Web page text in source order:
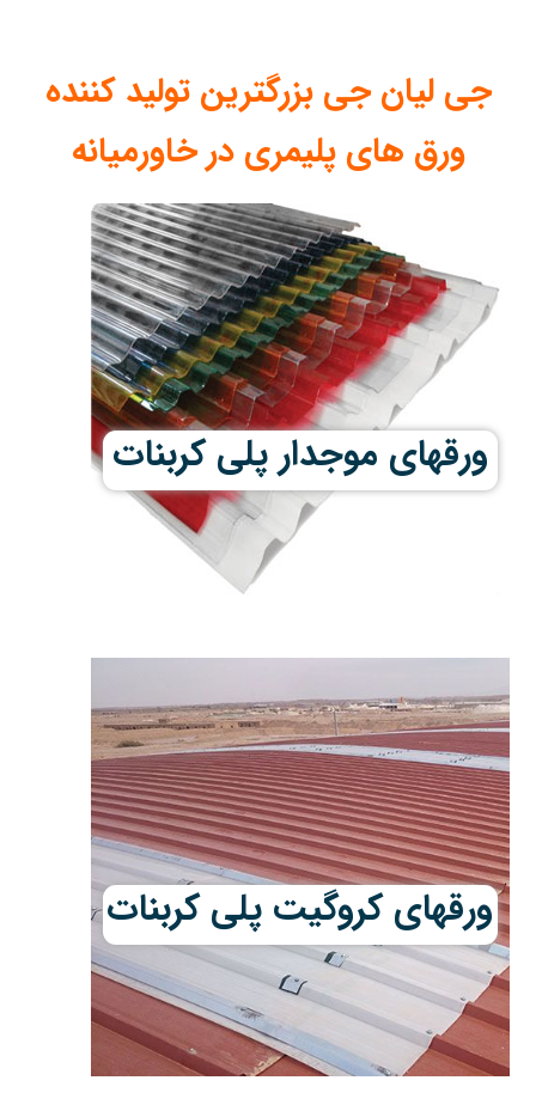
جی لیان جی بزرگترین تولید کننده
ورق های پلیمری در خاورمیانه
ورقهای موجدار پلی کربنات
ورقهای کروگیت پلی کربنات